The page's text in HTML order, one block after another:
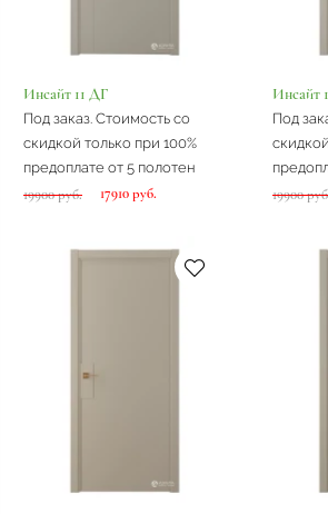
Инсайт 11 ДГ
Под заказ. Стоимость со
скидкой только при 100%
предоплате от 5 полотен
19900 руб. 17910 руб.
Инсайт
Под
19900